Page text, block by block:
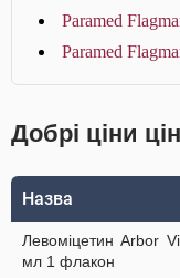
Paramed
Paramed
Добрі ціни
Назва
Левоміцетин Arbor
мл 1 флакон